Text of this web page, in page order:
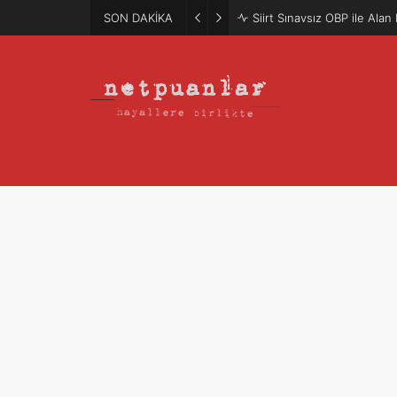
SON DAKİKA Mütercim Atama Puanları